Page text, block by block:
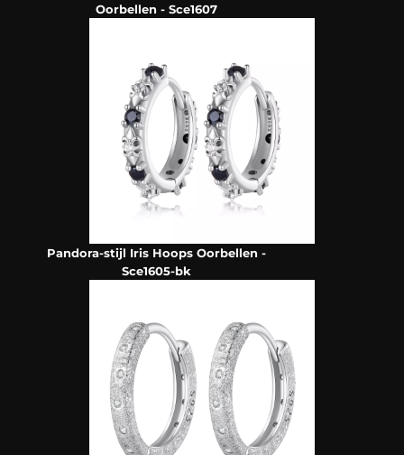
Oorbellen - Sce1607
Pandora-stijl Iris Hoops Oorbellen -
Sce1605-bk